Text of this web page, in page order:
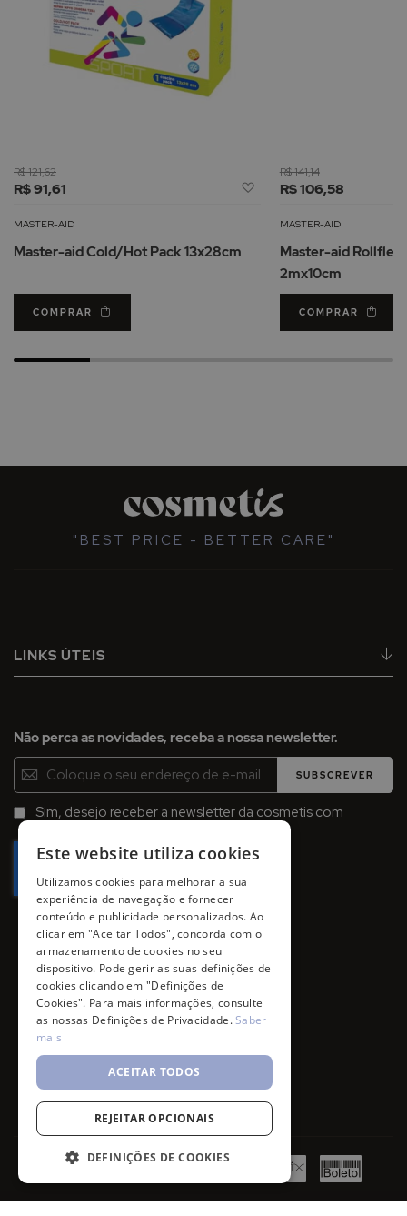
R$ 91,61
R$ 121,62
Adicionar
Lista
Desejos
MASTER-AID
Master-aid Cold/Hot Pack 13x28cm
COMPRAR
R$ 106,58
R$ 141,14
MASTER-AID
Master-aid Rollflex
2mx10cm
COMPRAR
"BEST PRICE - BETTER CARE"
LINKS ÚTEIS
Não perca as novidades, receba a nossa newsletter.
Inscreva-
se
na
Newsletter:
SUBSCREVER
Sim, desejo receber a newsletter da cosmetis com
Este website utiliza cookies
Utilizamos cookies para melhorar a sua
experiência de navegação e fornecer
conteúdo e publicidade personalizados. Ao
clicar em "Aceitar Todos", concorda com o
armazenamento de cookies no seu
dispositivo. Pode gerir as suas definições de
cookies clicando em "Definições de
Cookies". Para mais informações, consulte
as nossas Definições de Privacidade.Saber
mais
ACEITAR TODOS
REJEITAR OPCIONAIS
DEFINIÇÕES DE COOKIES